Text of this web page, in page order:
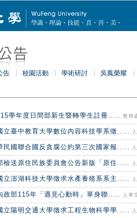
告 校園活動 學術研討 吳鳳榮耀
學年度日間部新生暨轉學生註冊..... 教務
立臺中教育大學數位內容科技學系徵.....
民國聯合國反貪腐公約第三次國家報.....
檢送原住民族委員會公告新版「原住.....
立澎湖科技大學徵求水產養殖系系主.....
政部115年「遇見心動時」單身聯..... 人事
立陽明交通大學徵求工程生物科學學.....